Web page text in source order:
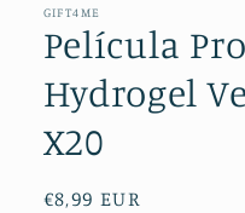
1
modal
GIFT4ME
Película
Hydrogel
X20
Preço
€8,99 EUR